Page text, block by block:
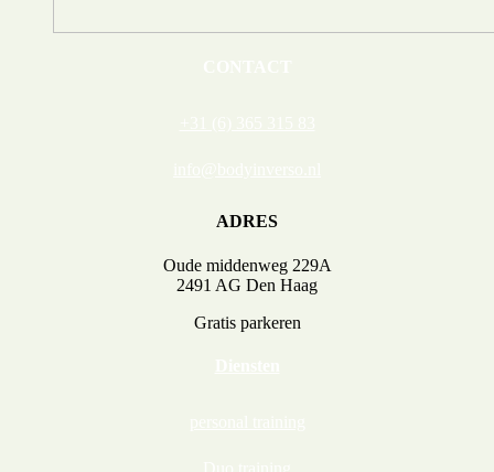
ADRES
Oude middenweg 229A
2491 AG Den Haag
Gratis parkeren